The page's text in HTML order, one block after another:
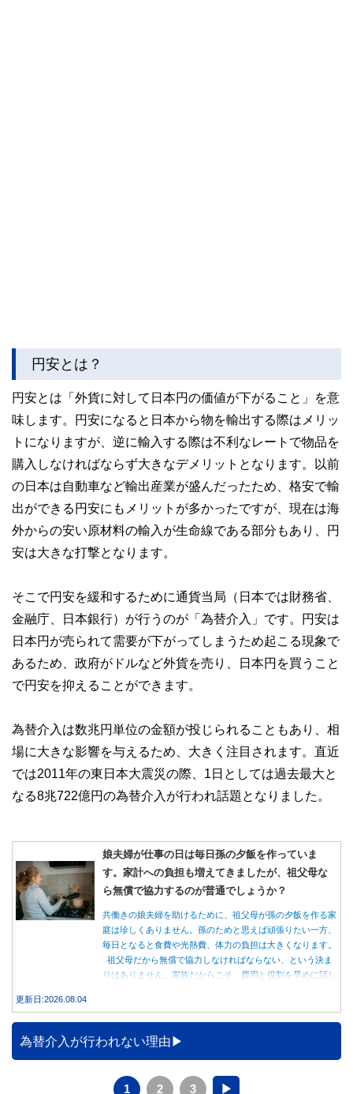
円安とは？
円安とは「外貨に対して日本円の価値が下がること」を意
味します。円安になると日本から物を輸出する際はメリッ
トになりますが、逆に輸入する際は不利なレートで物品を
購入しなければならず大きなデメリットとなります。以前
の日本は自動車など輸出産業が盛んだったため、格安で輸
出ができる円安にもメリットが多かったですが、現在は海
外からの安い原材料の輸入が生命線である部分もあり、円
安は大きな打撃となります。
そこで円安を緩和するために通貨当局（日本では財務省、
金融庁、日本銀行）が行うのが「為替介入」です。円安は
日本円が売られて需要が下がってしまうため起こる現象で
あるため、政府がドルなど外貨を売り、日本円を買うこと
で円安を抑えることができます。
為替介入は数兆円単位の金額が投じられることもあり、相
場に大きな影響を与えるため、大きく注目されます。直近
では2011年の東日本大震災の際、1日としては過去最大と
なる8兆722億円の為替介入が行われ話題となりました。
娘夫婦が仕事の日は毎日孫の夕飯を作っていま
す。家計への負担も増えてきましたが、祖父母な
ら無償で協力するのが普通でしょうか？
共働きの娘夫婦を助けるために、祖父母が孫の夕飯を作る家
庭は珍しくありません。孫のためと思えば頑張りたい一方、
毎日となると食費や光熱費、体力の負担は大きくなります。
祖父母だから無償で協力しなければならない、という決ま
りはありません。家族だからこそ、費用と役割を早めに話し
更新日:2026.08.04
為替介入が行われない理由
1 2 3 ▶